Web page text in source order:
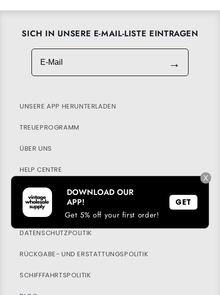
SICH IN UNSERE E-MAIL-LISTE EINTRAGEN
E-Mail
→
UNSERE APP HERUNTERLADEN
TREUEPROGRAMM
ÜBER UNS
HELP CENTRE
MEIN KONTO
NACHHALTIGKEIT
DATENSCHUTZPOLITIK
RÜCKGABE- UND ERSTATTUNGSPOLITIK
SCHIFFFAHRTSPOLITIK
X
DOWNLOAD OUR
APP!
Get 5% off your first order!
GET